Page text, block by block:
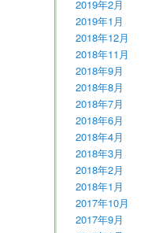
2019年2月
2019年1月
2018年12月
2018年11月
2018年9月
2018年8月
2018年7月
2018年6月
2018年4月
2018年3月
2018年2月
2018年1月
2017年10月
2017年9月